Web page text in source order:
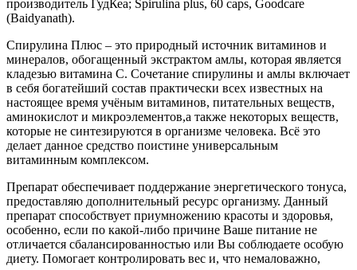
производитель ГудКеа; Spirulina plus, 60 caps, Goodcare
(Baidyanath).
Спирулина Плюс – это природный источник витаминов и
минералов, обогащенный экстрактом амлы, которая является
кладезью витамина С. Сочетание спирулины и амлы включает
в себя богатейший состав практически всех известных на
настоящее время учёным витаминов, питательных веществ,
аминокислот и микроэлементов,а также некоторых веществ,
которые не синтезируются в организме человека. Всё это
делает данное средство поистине универсальным
витаминным комплексом.
Препарат обеспечивает поддержание энергетического тонуса,
предоставляю дополнительный ресурс организму. Данный
препарат способствует приумножению красоты и здоровья,
особенно, если по какой-либо причине Ваше питание не
отличается сбалансированностью или Вы соблюдаете особую
диету. Помогает контролировать вес и, что немаловажно,